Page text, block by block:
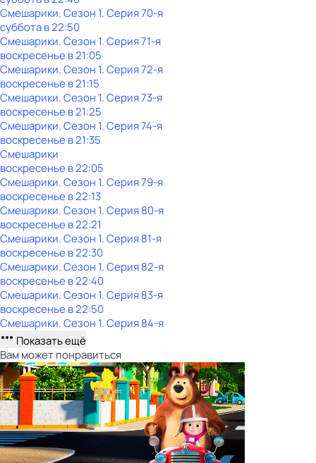
Смешарики. Сезон 1. Серия 70-я
субботав22:50
Смешарики. Сезон 1. Серия 71-я
воскресенье в21:05
Смешарики. Сезон 1. Серия 72-я
воскресенье в21:15
Смешарики. Сезон 1. Серия 73-я
воскресенье в21:25
Смешарики. Сезон 1. Серия 74-я
воскресенье в21:35
Смешарики
воскресенье в22:05
Смешарики. Сезон 1. Серия 79-я
воскресенье в22:13
Смешарики. Сезон 1. Серия 80-я
воскресенье в22:21
Смешарики. Сезон 1. Серия 81-я
воскресенье в22:30
Смешарики. Сезон 1. Серия 82-я
воскресенье в22:40
Смешарики. Сезон 1. Серия 83-я
воскресенье в22:50
Смешарики. Сезон 1. Серия 84-я
Показать ещё
Вам может понравиться